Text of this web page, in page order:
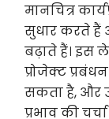
मानचित्र
सुधार करते हैं
बढ़ाते हैं। इस
प्रोजेक्ट
सकता है, और
प्रभाव की